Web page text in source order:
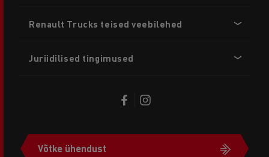
Renault Trucks teised veebilehed
Juriidilised tingimused
Võtke ühendust